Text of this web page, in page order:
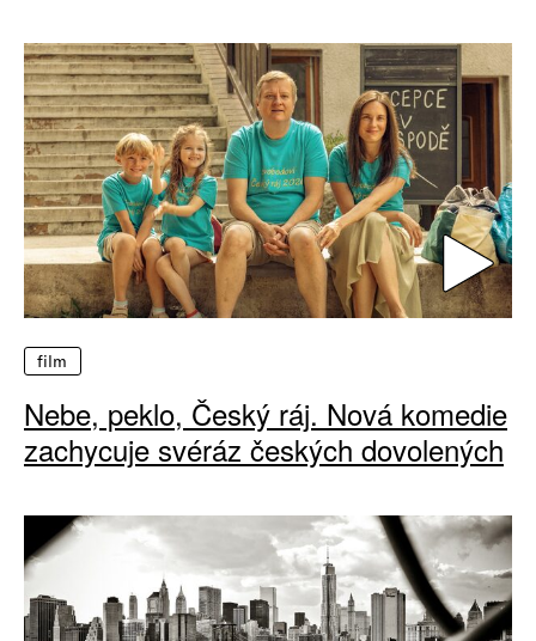
film
Nebe, peklo, Český ráj. Nová komedie
zachycuje svéráz českých dovolených